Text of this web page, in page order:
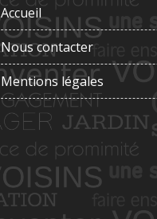
Accueil
Nous contacter
Mentions légales